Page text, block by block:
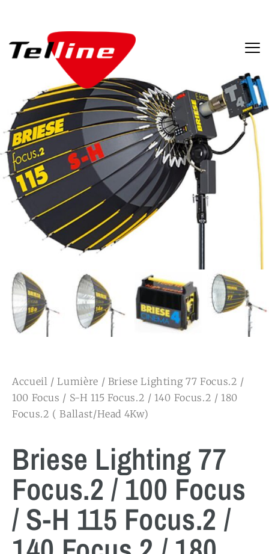
Accueil /Lumière / Briese Lighting 77 Focus.2 /
100 Focus / S-H 115 Focus.2 / 140 Focus.2 / 180
Focus.2 ( Ballast/Head 4Kw)
Briese Lighting 77
Focus.2 / 100 Focus
/ S-H 115 Focus.2 /